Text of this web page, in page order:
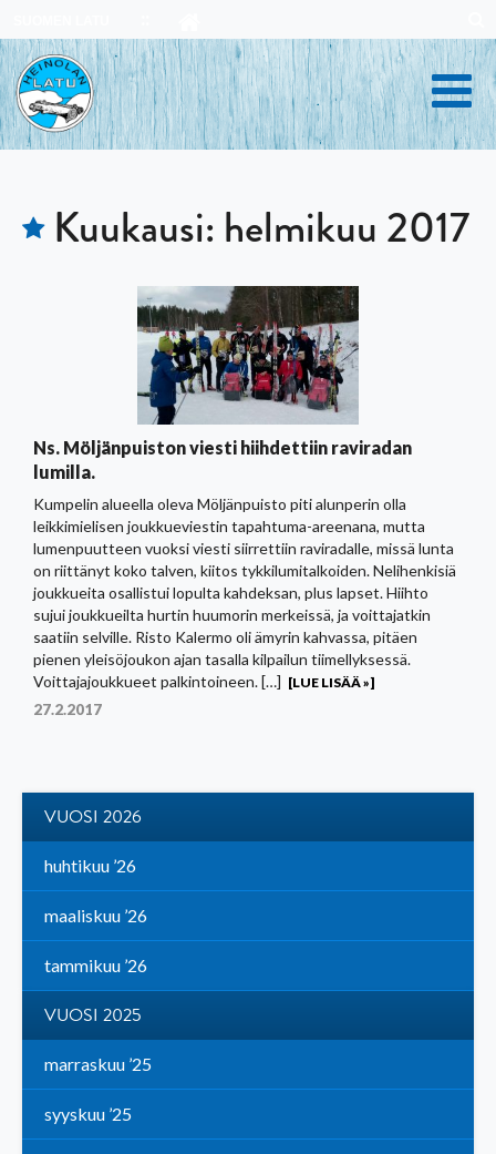
to
content
Kuukausi: helmikuu 2017
Ns. Möljänpuiston viesti hiihdettiin raviradan
lumilla.
Kumpelin alueella oleva Möljänpuisto piti alunperin olla
leikkimielisen joukkueviestin tapahtuma-areenana, mutta
lumenpuutteen vuoksi viesti siirrettiin raviradalle, missä lunta
on riittänyt koko talven, kiitos tykkilumitalkoiden. Nelihenkisiä
joukkueita osallistui lopulta kahdeksan, plus lapset. Hiihto
sujui joukkueilta hurtin huumorin merkeissä, ja voittajatkin
saatiin selville. Risto Kalermo oli ämyrin kahvassa, pitäen
pienen yleisöjoukon ajan tasalla kilpailun tiimellyksessä.
Voittajajoukkueet palkintoineen. […] [LUE LISÄÄ »]
27.2.2017
VUOSI 2026
huhtikuu ’26
maaliskuu ’26
tammikuu ’26
VUOSI 2025
marraskuu ’25
syyskuu ’25